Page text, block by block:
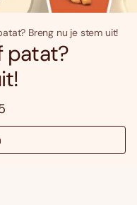
Breng nu je stem uit!
patat?